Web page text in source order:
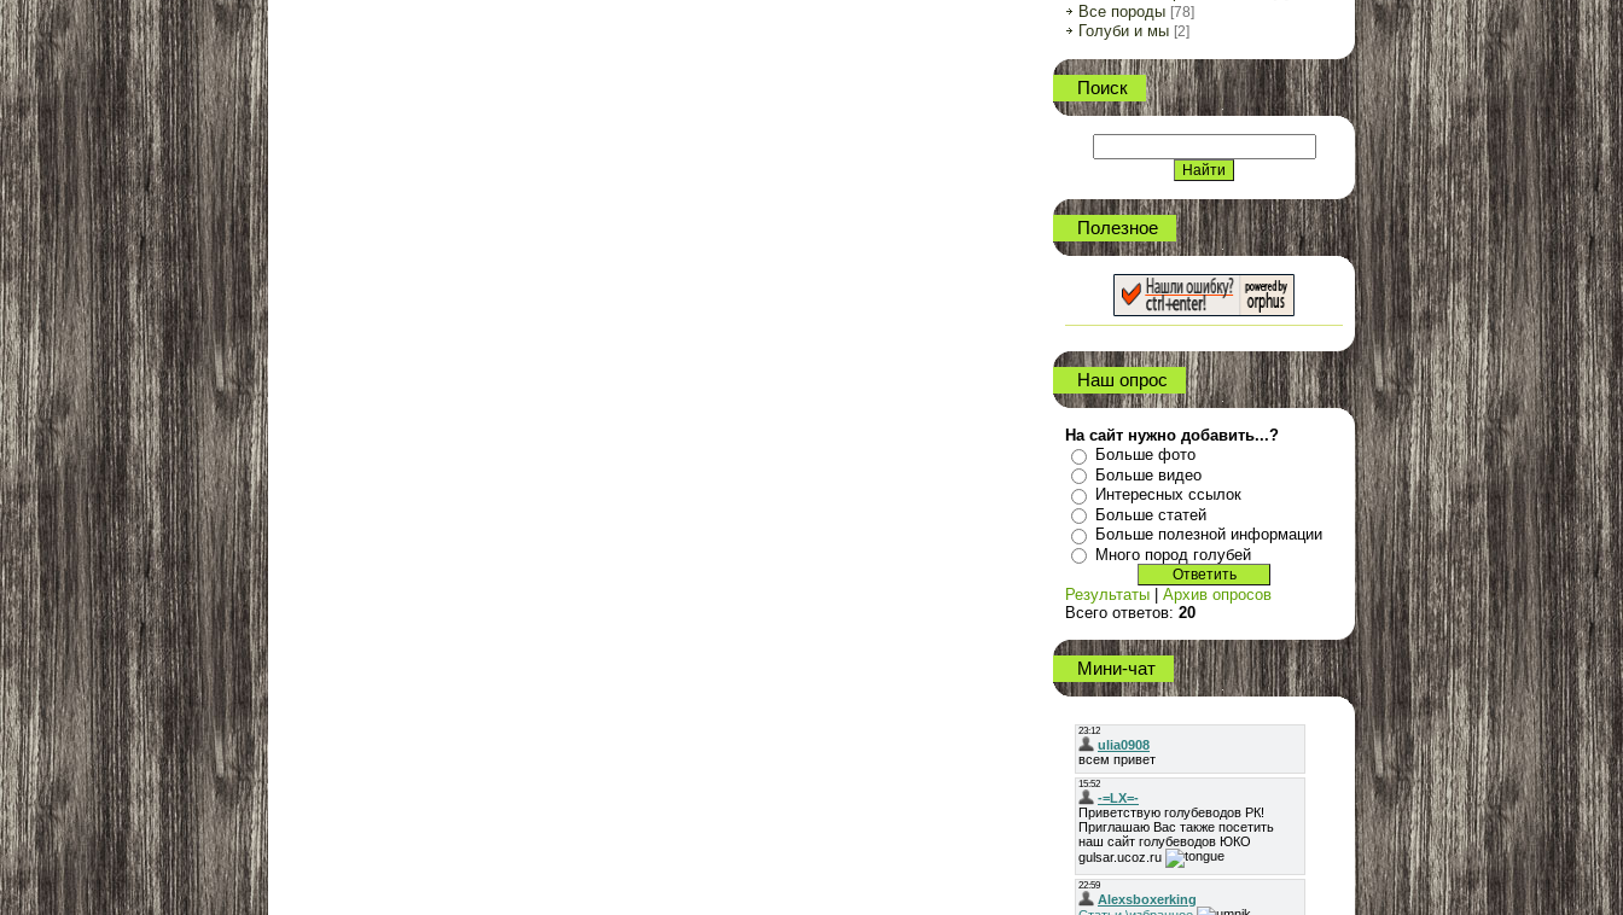
Все породы [78]
Голуби и мы [2]
Поиск
Полезное
Наш опрос
На сайт нужно добавить...?
Больше фото
Больше видео
Интересных ссылок
Больше статей
Больше полезной информации
Много пород голубей
Результаты
Архив опросов
Всего ответов: 20
Мини-чат